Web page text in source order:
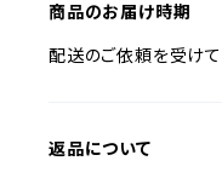
商品のお届け時期
配送のご依頼を受け
返品について